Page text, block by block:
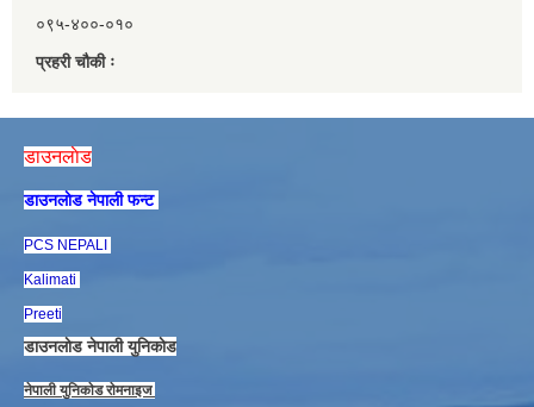
०९५-४००-०१०
प्रहरी चौकी ः
डाउनलाेड
डाउनलाेड नेपाली फन्ट
PCS NEPALI
Kalimati
Preeti
डाउनलाेड नेपाली युनिकाेड
नेपाली युनिकाेड राेमनाइज